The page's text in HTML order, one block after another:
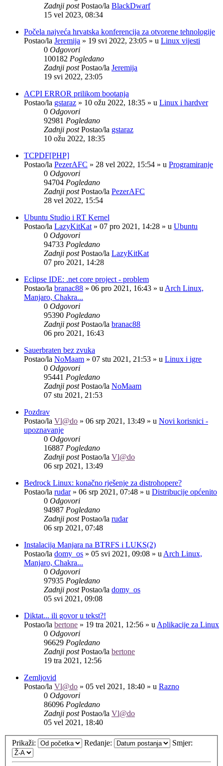
Zadnji postPostao/la BlackDwarf
15 vel 2023, 08:34
Počela najveća hrvatska konferencija za otvorene tehnologije
Postao/la Jeremija » 19 svi 2022, 23:05 » u Linux vijesti
0 Odgovori
100182 Pogledano
Zadnji postPostao/la Jeremija
19 svi 2022, 23:05
ACPI ERROR prilikom bootanja
Postao/la gstaraz » 10 ožu 2022, 18:35 » u Linux i hardver
0 Odgovori
92981 Pogledano
Zadnji postPostao/la gstaraz
10 ožu 2022, 18:35
TCPDF[PHP]
Postao/la PezerAFC » 28 vel 2022, 15:54 » u Programiranje
0 Odgovori
94704 Pogledano
Zadnji postPostao/la PezerAFC
28 vel 2022, 15:54
Ubuntu Studio i RT Kernel
Postao/la LazyKitKat » 07 pro 2021, 14:28 » u Ubuntu
0 Odgovori
94733 Pogledano
Zadnji postPostao/la LazyKitKat
07 pro 2021, 14:28
Eclipse IDE: .net core project - problem
Postao/la branac88 » 06 pro 2021, 16:43 » u Arch Linux,
Manjaro, Chakra...
0 Odgovori
95390 Pogledano
Zadnji postPostao/la branac88
06 pro 2021, 16:43
Sauerbraten bez zvuka
Postao/la NoMaam » 07 stu 2021, 21:53 » u Linux i igre
0 Odgovori
95441 Pogledano
Zadnji postPostao/la NoMaam
07 stu 2021, 21:53
Pozdrav
Postao/la Vl@do » 06 srp 2021, 13:49 » u Novi korisnici -
upoznavanje
0 Odgovori
16887 Pogledano
Zadnji postPostao/la Vl@do
06 srp 2021, 13:49
Bedrock Linux: konačno rješenje za distrohopere?
Postao/la rudar» 06 srp 2021, 07:48 » u Distribucije općenito
0 Odgovori
94987 Pogledano
Zadnji postPostao/la rudar
06 srp 2021, 07:48
Instalacija Manjara na BTRFS i LUKS(2)
Postao/la domy_os » 05 svi 2021, 09:08 » u Arch Linux,
Manjaro, Chakra...
0 Odgovori
97935 Pogledano
Zadnji postPostao/la domy_os
05 svi 2021, 09:08
Diktat... ili govor u tekst?!
Postao/la bertone » 19 tra 2021, 12:56 » u Aplikacije za Linux
0 Odgovori
96629 Pogledano
Zadnji postPostao/la bertone
19 tra 2021, 12:56
Zemljovid
Postao/la Vl@do » 05 vel 2021, 18:40 » u Razno
0 Odgovori
86096 Pogledano
Zadnji postPostao/la Vl@do
05 vel 2021, 18:40
Prikaži: Redanje: Smjer: